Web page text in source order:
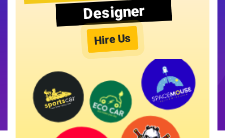
Designer
Hire Us